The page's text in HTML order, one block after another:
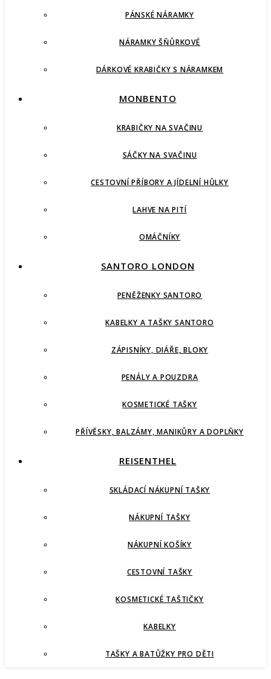
PÁNSKÉ NÁRAMKY
NÁRAMKY ŠŇŮRKOVÉ
DÁRKOVÉ KRABIČKY S NÁRAMKEM
MONBENTO
KRABIČKY NA SVAČINU
SÁČKY NA SVAČINU
CESTOVNÍ PŘÍBORY A JÍDELNÍ HŮLKY
LAHVE NA PITÍ
OMÁČNÍKY
SANTORO LONDON
PENĚŽENKY SANTORO
KABELKY A TAŠKY SANTORO
ZÁPISNÍKY, DIÁŘE, BLOKY
PENÁLY A POUZDRA
KOSMETICKÉ TAŠKY
PŘÍVĚSKY, BALZÁMY, MANIKŮRY A DOPLŇKY
REISENTHEL
SKLÁDACÍ NÁKUPNÍ TAŠKY
NÁKUPNÍ TAŠKY
NÁKUPNÍ KOŠÍKY
CESTOVNÍ TAŠKY
KOSMETICKÉ TAŠTIČKY
KABELKY
TAŠKY A BATŮŽKY PRO DĚTI